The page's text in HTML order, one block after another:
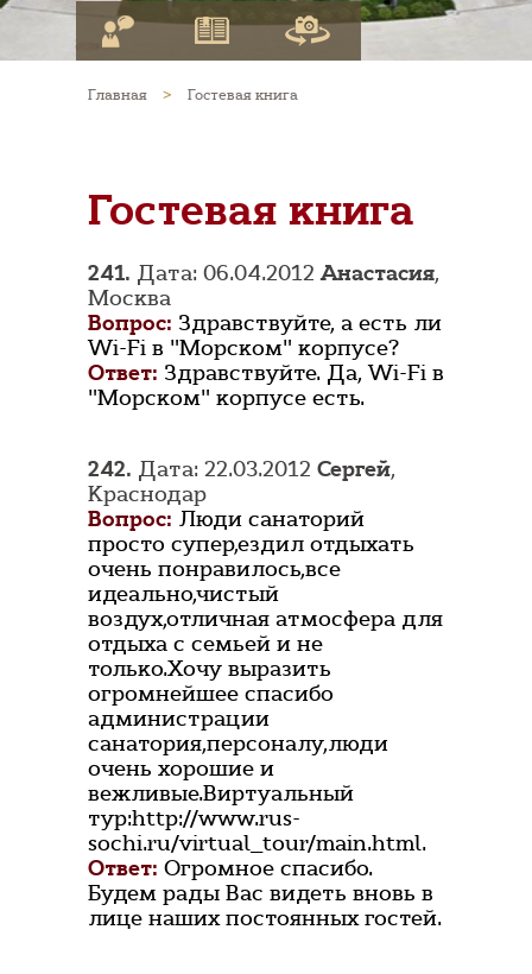
Главная > Гостевая книга
Гостевая книга
241. Дата: 06.04.2012Анастасия,
Москва
Вопрос: Здравствуйте, а есть ли
Wi-Fi в "Морском" корпусе?
Ответ: Здравствуйте. Да, Wi-Fi в
"Морском" корпусе есть.
242. Дата: 22.03.2012 Сергей,
Краснодар
Вопрос: Люди санаторий
просто супер,ездил отдыхать
очень понравилось,все
идеально,чистый
воздух,отличная атмосфера для
отдыха с семьей и не
только.Хочу выразить
огромнейшее спасибо
администрации
санатория,персоналу,люди
очень хорошие и
вежливые.Виртуальный
тур:http://www.rus-
sochi.ru/virtual_tour/main.html.
Ответ: Огромное спасибо.
Будем рады Вас видеть вновь в
лице наших постоянных гостей.